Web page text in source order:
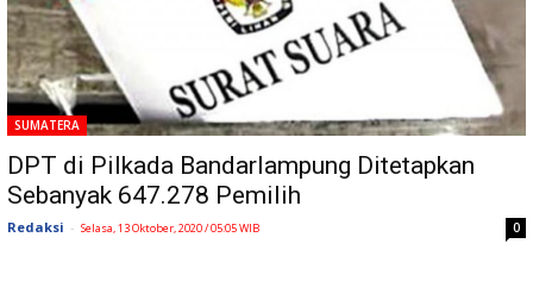
SUMATERA
DPT di Pilkada Bandarlampung Ditetapkan
Sebanyak 647.278 Pemilih
Redaksi - Selasa, 13 Oktober, 2020 / 05:05 WIB 0